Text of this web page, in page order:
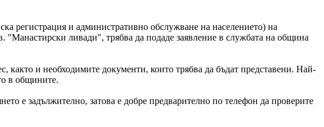
регистрация и административно обслужване на населението) на
ливади", трябва да подаде заявление в службата на община
както и необходимите документи, които трябва да бъдат представени. Най-
в общините.
е задължително, затова е добре предварително по телефон да проверите